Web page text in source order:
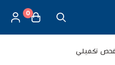
للتجارة العامة
0
تكميلي